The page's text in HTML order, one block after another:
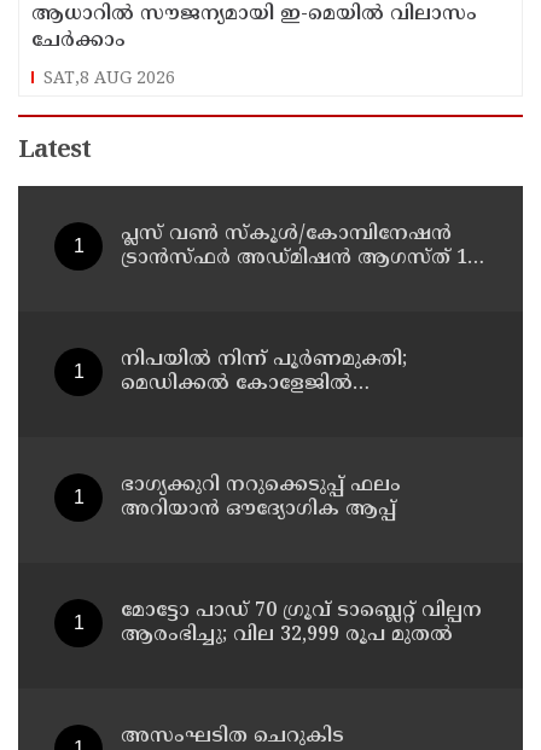
ആധാറിൽ സൗജന്യമായി ഇ-മെയിൽ വിലാസം
ചേർക്കാം
SAT,8 AUG 2026
Latest
പ്ലസ് വൺ സ്‌കൂൾ/കോമ്പിനേഷൻ
ട്രാൻസ്ഫർ അഡ്മിഷൻ ആഗസ്ത് 10,
നിപയിൽ നിന്ന് പൂർണമുക്തി;
മെഡിക്കൽ കോളേജിൽ
ഭാഗ്യക്കുറി നറുക്കെടുപ്പ് ഫലം
അറിയാൻ ഔദ്യോഗിക ആപ്പ്
മോട്ടോ പാഡ് 70 ഗ്രൂവ് ടാബ്ലെറ്റ് വില്പന
ആരംഭിച്ചു; വില 32,999 രൂപ മുതൽ
അസംഘടിത ചെറുകിട